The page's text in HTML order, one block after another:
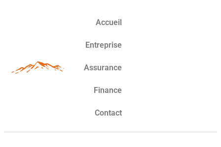
Accueil
Entreprise
Assurance
Finance
Contact